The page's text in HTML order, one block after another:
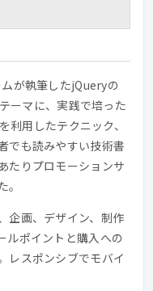
が執筆したjQueryの
ーマに、実践で培った
用したテクニック、
でも読みやすい技術書
たりプロモーションサ
企画、デザイン、制作
ルポイントと購入への
レスポンシブでモバイ